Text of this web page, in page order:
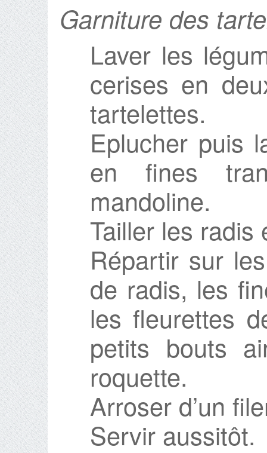
Garniture des
Laver les
cerises en
tartelettes.
Eplucher puis
en fines
mandoline.
Tailler les radis
Répartir sur
de radis, les
les fleurettes
petits bouts
roquette.
Arroser d’un
Servir aussitôt.